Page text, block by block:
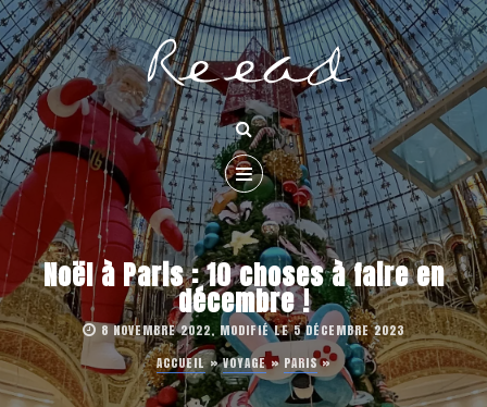
Noël à Paris : 10 choses à faire en
décembre !
8 NOVEMBRE 2022, MODIFIÉ LE 5 DÉCEMBRE 2023
ACCUEIL»VOYAGE » PARIS»